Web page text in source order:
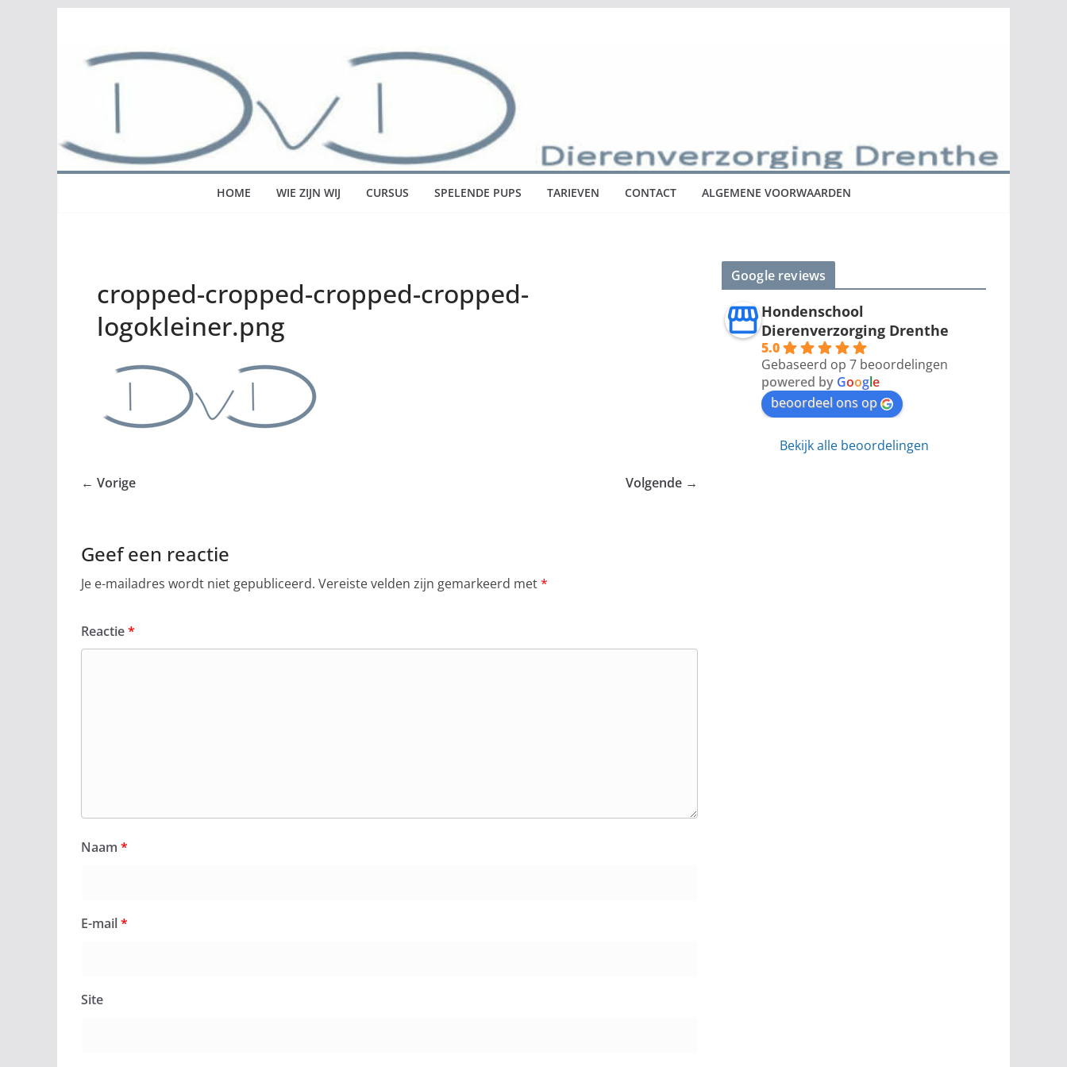
HOME WIE ZIJN WIJ CURSUS SPELENDE PUPS TARIEVEN CONTACT ALGEMENE VOORWAARDEN
cropped-cropped-cropped-cropped-
logokleiner.png
← Vorige Volgende →
Geef een reactie
Je e-mailadres wordt niet gepubliceerd. Vereiste velden zijn gemarkeerd met*
Reactie*
Naam *
E-mail*
Site
Google reviews
Hondenschool
Dierenverzorging Drenthe
5.0
Gebaseerd op 7 beoordelingen
powered by Google
beoordeel ons op
Bekijk alle beoordelingen